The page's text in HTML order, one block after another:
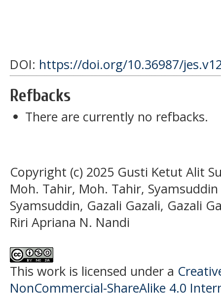
DOI: https://doi.org/10.36987/
Refbacks
There are currently no refbacks.
Copyright (c) 2025 Gusti Ketut Alit
Moh. Tahir, Moh. Tahir,
Syamsuddin, Gazali Gazali, Gazali
Riri Apriana N. Nandi
This work is licensed under a
NonCommercial-ShareAlike 4.0